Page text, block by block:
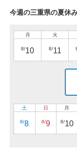
今週の三重県の夏休
月
8/10
火
8/11
土
8/8
日
8/9
月
8/10